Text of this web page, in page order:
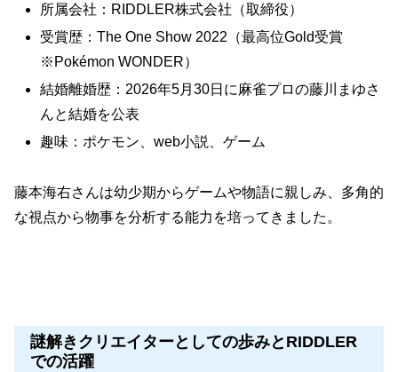
所属会社：RIDDLER株式会社（取締役）
受賞歴：The One Show 2022（最高位Gold受賞
※Pokémon WONDER）
結婚離婚歴：2026年5月30日に麻雀プロの藤川まゆさ
んと結婚を公表
趣味：ポケモン、web小説、ゲーム
藤本海右さんは幼少期からゲームや物語に親しみ、多角的
な視点から物事を分析する能力を培ってきました。
謎解きクリエイターとしての歩みとRIDDLER
での活躍